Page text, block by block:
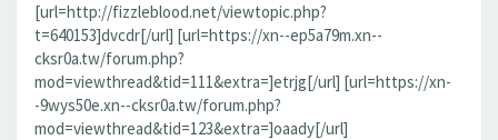
[url=http://fizzleblood.net/viewtopic.php?
t=640153]dvcdr[/url] [url=https://xn--ep5a79m.xn--
cksr0a.tw/forum.php?
mod=viewthread&tid=111&extra=]etrjg[/url] [url=https://xn-
-9wys50e.xn--cksr0a.tw/forum.php?
mod=viewthread&tid=123&extra=]oaady[/url]